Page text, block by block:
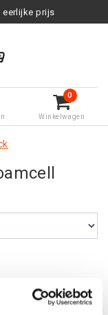
eerlijke prijs
0
Winkelwagen